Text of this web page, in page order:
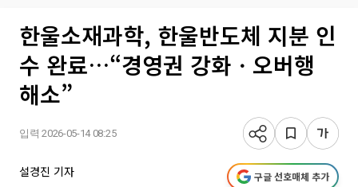
한울소재과학, 한울반도체 지분 인
수 완료…“경영권 강화ㆍ오버행
해소”
입력 2026-05-14 08:25
설경진 기자 구글 선호매체 추가